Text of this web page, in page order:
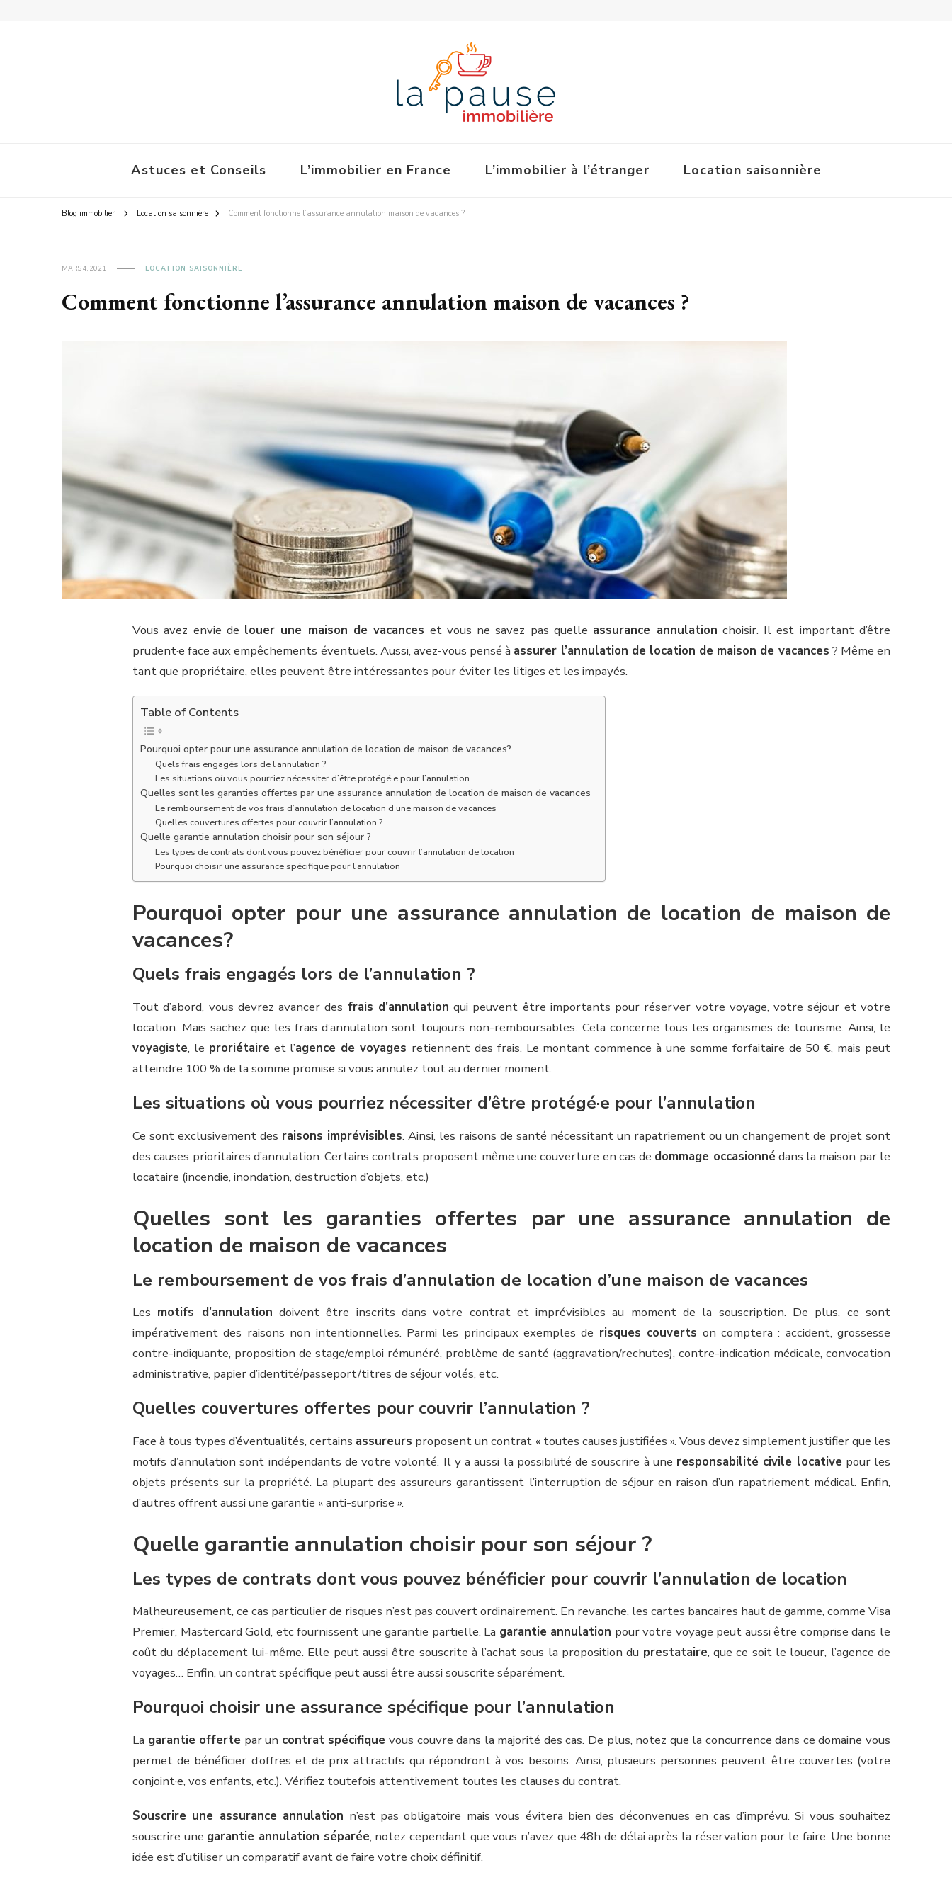
Astuces et Conseils L’immobilier en France L’immobilier à l’étranger Location saisonnière
Blog immobilier Location saisonnière Comment fonctionne l’assurance annulation maison de vacances ?
MARS 4, 2021 LOCATION SAISONNIÈRE
Comment fonctionne l’assurance annulation maison de vacances ?
Vous avez envie de louer une maison de vacances et vous ne savez pas quelle assurance annulation choisir. Il est important d’être
prudent·e face aux empêchements éventuels. Aussi, avez-vous pensé à assurer l’annulation de location de maison de vacances ? Même en
tant que propriétaire, elles peuvent être intéressantes pour éviter les litiges et les impayés.
Table of Contents
Pourquoi opter pour une assurance annulation de location de maison de vacances?
Quels frais engagés lors de l’annulation ?
Les situations où vous pourriez nécessiter d’être protégé·e pour l’annulation
Quelles sont les garanties offertes par une assurance annulation de location de maison de vacances
Le remboursement de vos frais d’annulation de location d’une maison de vacances
Quelles couvertures offertes pour couvrir l’annulation ?
Quelle garantie annulation choisir pour son séjour ?
Les types de contrats dont vous pouvez bénéficier pour couvrir l’annulation de location
Pourquoi choisir une assurance spécifique pour l’annulation
Pourquoi opter pour une assurance annulation de location de maison de
vacances?
Quels frais engagés lors de l’annulation ?
Tout d’abord, vous devrez avancer des frais d’annulation qui peuvent être importants pour réserver votre voyage, votre séjour et votre
location. Mais sachez que les frais d’annulation sont toujours non-remboursables. Cela concerne tous les organismes de tourisme. Ainsi, le
voyagiste, le proriétaire et l’agence de voyages retiennent des frais. Le montant commence à une somme forfaitaire de 50 €, mais peut
atteindre 100 % de la somme promise si vous annulez tout au dernier moment.
Les situations où vous pourriez nécessiter d’être protégé·e pour l’annulation
Ce sont exclusivement des raisons imprévisibles. Ainsi, les raisons de santé nécessitant un rapatriement ou un changement de projet sont
des causes prioritaires d’annulation. Certains contrats proposent même une couverture en cas de dommage occasionné dans la maison par le
locataire (incendie, inondation, destruction d’objets, etc.)
Quelles sont les garanties offertes par une assurance annulation de
location de maison de vacances
Le remboursement de vos frais d’annulation de location d’une maison de vacances
Les motifs d’annulation doivent être inscrits dans votre contrat et imprévisibles au moment de la souscription. De plus, ce sont
impérativement des raisons non intentionnelles. Parmi les principaux exemples de risques couverts on comptera : accident, grossesse
contre-indiquante, proposition de stage/emploi rémunéré, problème de santé (aggravation/rechutes), contre-indication médicale, convocation
administrative, papier d’identité/passeport/titres de séjour volés, etc.
Quelles couvertures offertes pour couvrir l’annulation ?
Face à tous types d’éventualités, certains assureurs proposent un contrat « toutes causes justifiées ». Vous devez simplement justifier que les
motifs d’annulation sont indépendants de votre volonté. Il y a aussi la possibilité de souscrire à une responsabilité civile locative pour les
objets présents sur la propriété. La plupart des assureurs garantissent l’interruption de séjour en raison d’un rapatriement médical. Enfin,
d’autres offrent aussi une garantie « anti-surprise ».
Quelle garantie annulation choisir pour son séjour ?
Les types de contrats dont vous pouvez bénéficier pour couvrir l’annulation de location
Malheureusement, ce cas particulier de risques n’est pas couvert ordinairement. En revanche, les cartes bancaires haut de gamme, comme Visa
Premier, Mastercard Gold, etc fournissent une garantie partielle. La garantie annulation pour votre voyage peut aussi être comprise dans le
coût du déplacement lui-même. Elle peut aussi être souscrite à l’achat sous la proposition du prestataire, que ce soit le loueur, l’agence de
voyages… Enfin, un contrat spécifique peut aussi être aussi souscrite séparément.
Pourquoi choisir une assurance spécifique pour l’annulation
La garantie offerte par un contrat spécifique vous couvre dans la majorité des cas. De plus, notez que la concurrence dans ce domaine vous
permet de bénéficier d’offres et de prix attractifs qui répondront à vos besoins. Ainsi, plusieurs personnes peuvent être couvertes (votre
conjoint·e, vos enfants, etc.). Vérifiez toutefois attentivement toutes les clauses du contrat.
Souscrire une assurance annulation n’est pas obligatoire mais vous évitera bien des déconvenues en cas d’imprévu. Si vous souhaitez
souscrire une garantie annulation séparée, notez cependant que vous n’avez que 48h de délai après la réservation pour le faire. Une bonne
idée est d’utiliser un comparatif avant de faire votre choix définitif.